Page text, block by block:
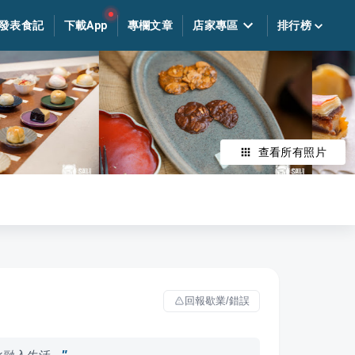
表食記 下載App 專欄文章 店家專區 排行榜
查看所有照片
回報歇業/錯誤